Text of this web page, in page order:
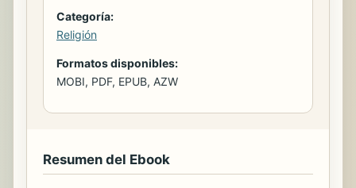
Categoría:
Religión
Formatos disponibles:
MOBI, PDF, EPUB, AZW
Resumen del Ebook